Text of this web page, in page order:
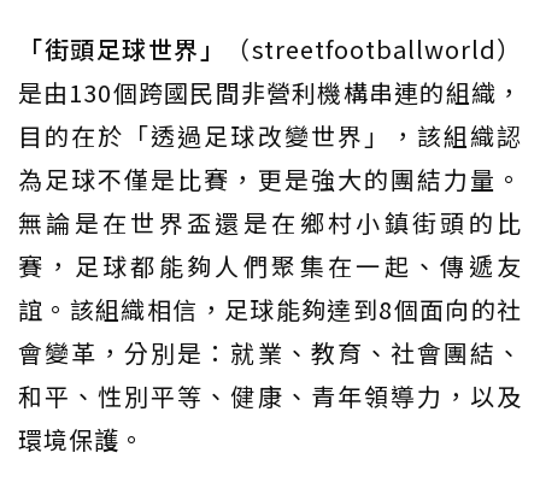
「街頭足球世界」
（streetfootballworld）
是由130個跨國民間非營利機構串連的組織，
目的在於「透過足球改變世界」，該組織認
為足球不僅是比賽，更是強大的團結力量。
無論是在世界盃還是在鄉村小鎮街頭的比
賽，足球都能夠人們聚集在一起、傳遞友
誼。該組織相信，足球能夠達到8個面向的社
會變革，分別是：就業、教育、社會團結、
和平、性別平等、健康、青年領導力，以及
環境保護。